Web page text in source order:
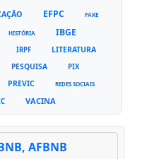
EFPC FAKE
HISTÓRIA IBGE
IRPF LITERATURA
PESQUISA PIX
PREVIC REDES SOCIAIS
VACINA
AFBNB